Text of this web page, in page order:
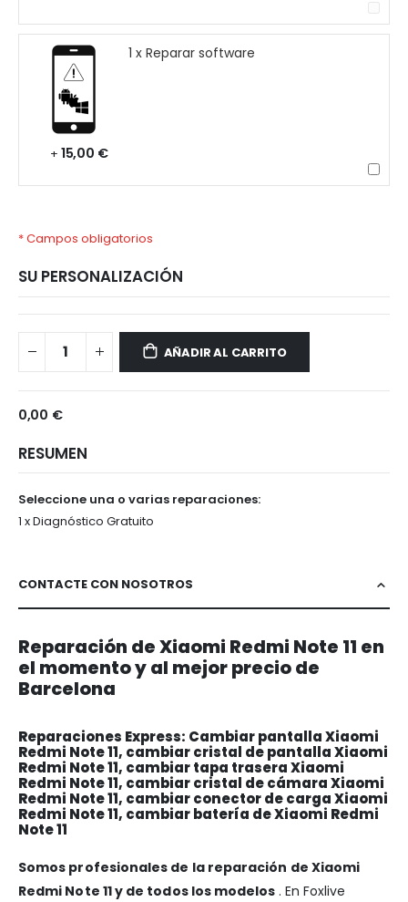
1 x Reparar software
+ 15,00 €
* Campos obligatorios
SU PERSONALIZACIÓN
AÑADIR AL CARRITO
0,00 €
RESUMEN
Seleccione una o varias reparaciones:
1 x Diagnóstico Gratuito
CONTACTE CON NOSOTROS
Reparación de Xiaomi Redmi Note 11 en
el momento y al mejor precio de
Barcelona
Reparaciones Express: Cambiar pantalla Xiaomi
Redmi Note 11, cambiar cristal de pantalla Xiaomi
Redmi Note 11, cambiar tapa trasera Xiaomi
Redmi Note 11, cambiar cristal de cámara Xiaomi
Redmi Note 11, cambiar conector de carga Xiaomi
Redmi Note 11, cambiar batería de Xiaomi Redmi
Note 11
Somos profesionales de la reparación de Xiaomi
Redmi Note 11 y de todos los modelos . En Foxlive